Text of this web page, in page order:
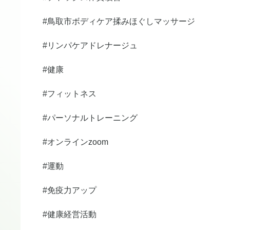
#鳥取市ボディケア揉みほぐしマッサージ
#リンパケアドレナージュ
#健康
#フィットネス
#パーソナルトレーニング
#オンラインzoom
#運動
#免疫力アップ
#健康経営活動